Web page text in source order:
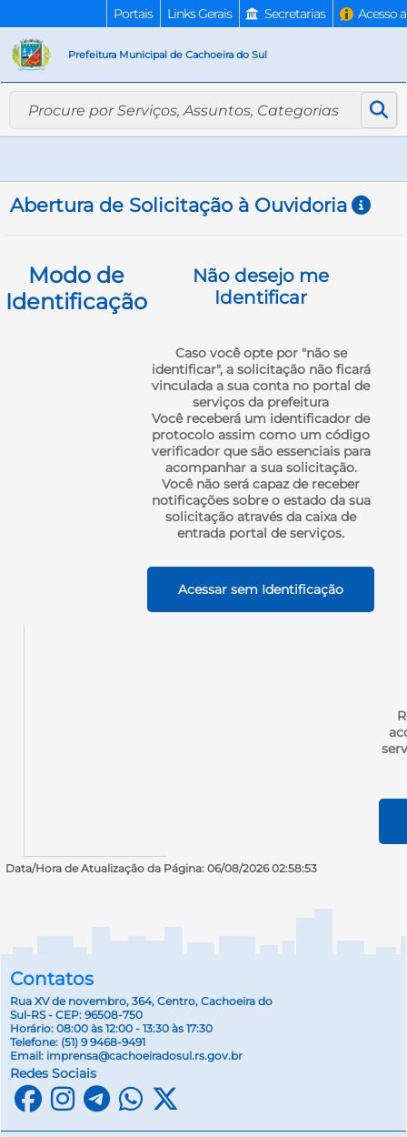
Prefeitura Municipal de Cachoeira do Sul
Portais Links Gerais Secretarias Acesso
Abertura de Solicitação à Ouvidoria
Modo de
Identificação
Não desejo me
Identificar
Caso você opte por "não se
identificar", a solicitação não ficará
vinculada a sua conta no portal de
serviços da prefeitura
Você receberá um identificador de
protocolo assim como um código
verificador que são essenciais para
acompanhar a sua solicitação.
Você não será capaz de receber
notificações sobre o estado da sua
solicitação através da caixa de
entrada portal de serviços.
Acessar sem Identificação
Data/Hora de Atualização da Página: 06/08/2026 02:58:53
Contatos
Rua XV de novembro, 364, Centro, Cachoeira do
Sul-RS - CEP: 96508-750
Horário: 08:00 às 12:00 - 13:30 às 17:30
Telefone: (51) 9 9468-9491
Email: imprensa@cachoeiradosul.rs.gov.br
Redes Sociais